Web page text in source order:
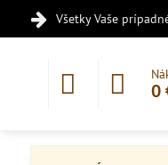
Všetky Vaše
0